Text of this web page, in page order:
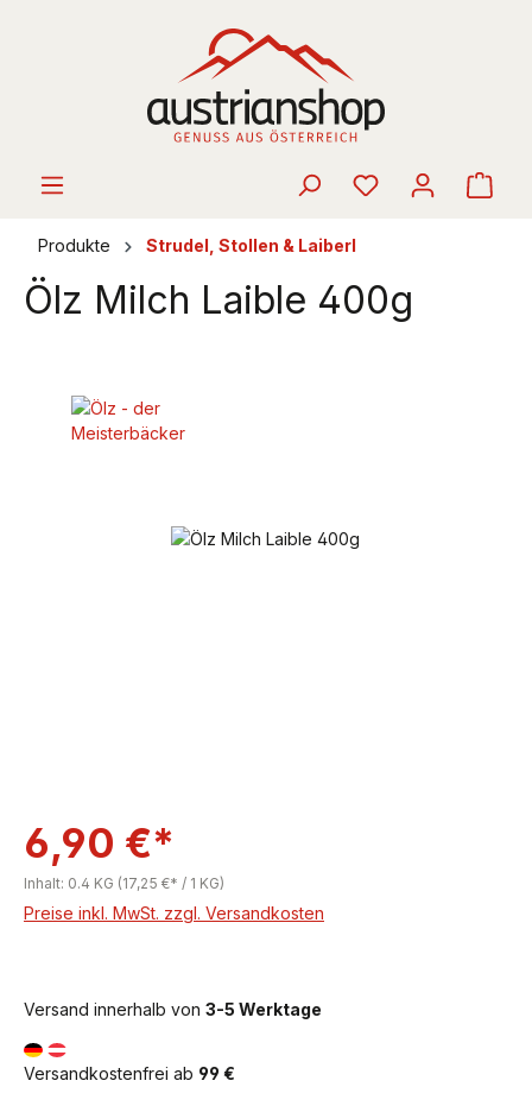
Produkte Strudel, Stollen & Laiberl
Ölz Milch Laible 400g
Bildergalerie überspringen
6,90 €*
Inhalt: 0.4 KG (17,25 €* / 1 KG)
Preise inkl. MwSt. zzgl. Versandkosten
Versand innerhalb von 3-5 Werktage
Versandkostenfrei ab 99 €